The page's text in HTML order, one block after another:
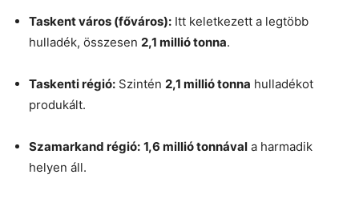
Taskent város (főváros): Itt keletkezett a legtöbb
hulladék, összesen 2,1 millió tonna.
Taskenti régió: Szintén 2,1 millió tonna hulladékot
produkált.
Szamarkand régió: 1,6 millió tonnával a harmadik
helyen áll.